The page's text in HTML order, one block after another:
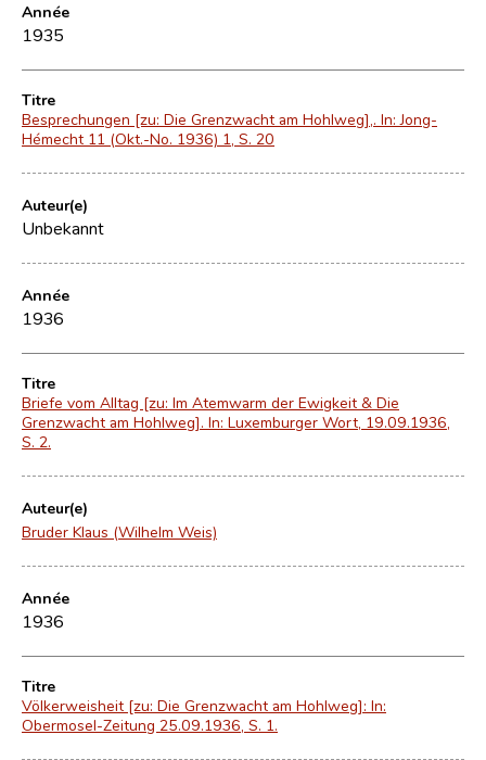
Année
1935
Titre
Besprechungen [zu: Die Grenzwacht am Hohlweg],. In: Jong-
Hémecht 11 (Okt.-No. 1936) 1, S. 20
Auteur(e)
Unbekannt
Année
1936
Titre
Briefe vom Alltag [zu: Im Atemwarm der Ewigkeit & Die
Grenzwacht am Hohlweg]. In: Luxemburger Wort, 19.09.1936,
S. 2.
Auteur(e)
Bruder Klaus (Wilhelm Weis)
Année
1936
Titre
Völkerweisheit [zu: Die Grenzwacht am Hohlweg]: In:
Obermosel-Zeitung 25.09.1936, S. 1.